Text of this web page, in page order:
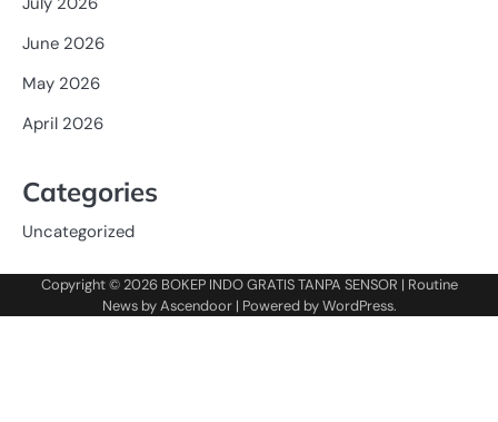
June 2026
May 2026
April 2026
Categories
Uncategorized
Copyright © 2026 BOKEP INDO GRATIS TANPA SENSOR | Routine
News byAscendoor| Powered byWordPress.